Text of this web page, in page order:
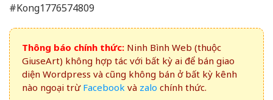
#Kong1776574809
Thông báo chính thức: Ninh Bình Web (thuộc
GiuseArt) không hợp tác với bất kỳ ai để bán giao
diện Wordpress và cũng không bán ở bất kỳ kênh
nào ngoại trừ Facebook và zalo chính thức.